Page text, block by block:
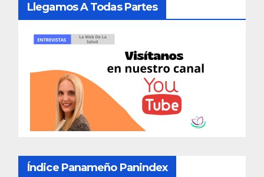
Llegamos A Todas Partes
Índice Panameño Panindex